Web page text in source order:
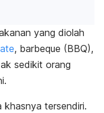
yang diolah
, barbeque (BBQ),
sedikit orang
khasnya tersendiri.